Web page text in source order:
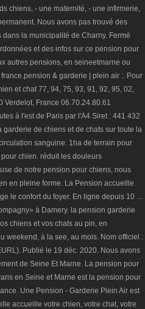
chiens, - une maternité, - une infirmerie,
Nous avons pas trouvé des
la municipalité de Charny. Fermé
et des infos sur ce pension pour
autres pensions, en seineetmarne ou
& garderie | plein air :. Pour
et chat 77, 94, 75, 93, 91, 92, 95, 02,
Verdelot, France 06.70.24.80.61
à l'est de Paris par l'A4 Siret : 441 432
de chiens et de chats sur toute la
sanguine. 1ha de terrain pour
chien. réduit les douleurs
de notre pension pour chiens, nous
en pleine forme. La Pension accueille
le confort du foyer. En ligne depuis 10 …
à Damery. la pension garderie
chiens et vos chats au pin, en
weekend, à la see, au mois. Nom officiel :
Publié le 19 déc. 2020. Nous avons
de Seine Et Marne. La pension pour
en Seine et Marne est la pension pour
Une Pension - Garderie Plein Air est
accueille votre chien, votre chat, votre